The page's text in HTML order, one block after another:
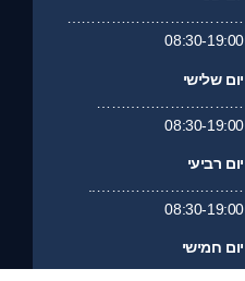
08:30-19:00
יום שלישי
08:30-19:00
יום רביעי
08:30-19:00
יום חמישי
…………………………